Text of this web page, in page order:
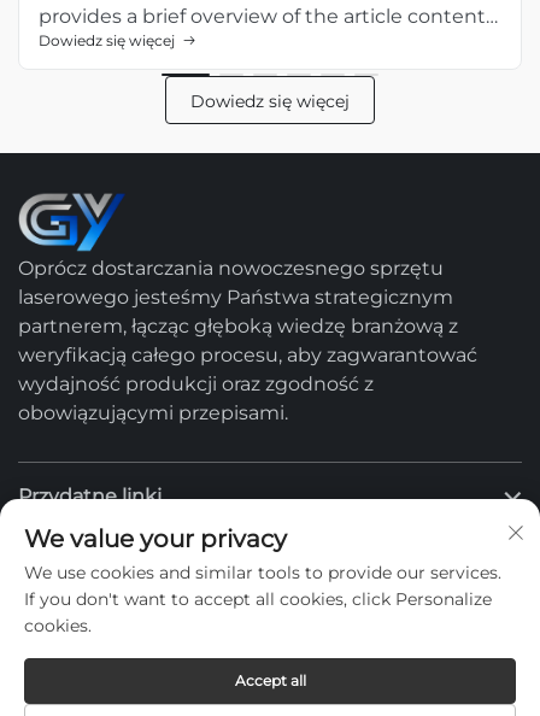
provides a brief overview of the article content
and entices readers to learn more about this
topic.
Dowiedz się więcej
Dowiedz się więcej
Oprócz dostarczania nowoczesnego sprzętu
laserowego jesteśmy Państwa strategicznym
partnerem, łącząc głęboką wiedzę branżową z
weryfikacją całego procesu, aby zagwarantować
wydajność produkcji oraz zgodność z
obowiązującymi przepisami.
Przydatne linki
Produkty
Skontaktuj się z nami
We value your privacy
We use cookies and similar tools to provide our services.
If you don't want to accept all cookies, click Personalize
cookies.
Accept all